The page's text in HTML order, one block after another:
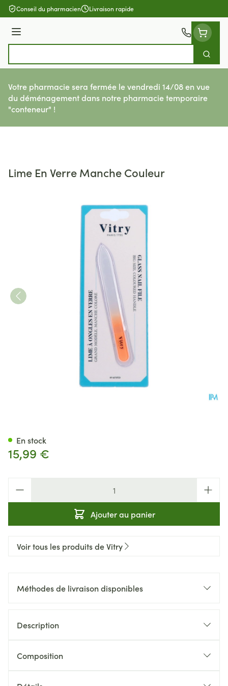
Aller au contenu
Conseil du pharmacien Livraison rapide
Menu
Votre pharmacie sera fermée le vendredi 14/08 en vue
du déménagement dans notre pharmacie temporaire
"conteneur" !
Lime En Verre Manche Couleur
15,99 €
Ajouter au panier
En stock
Voir tous les produits de Vitry
Méthodes de livraison disponibles
Description
Composition